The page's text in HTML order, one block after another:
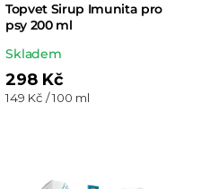
Topvet Sirup Imunita pro
psy 200 ml
Průměrné
hodnocení
produktu
Skladem
298 Kč
Měrná
149 Kč / 100 ml